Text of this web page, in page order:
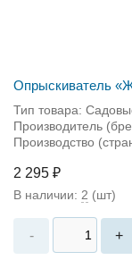
Опрыскиватель
Тип товара:
Производитель
Производство
2 295 ₽
В наличии: 2 (шт)
- +